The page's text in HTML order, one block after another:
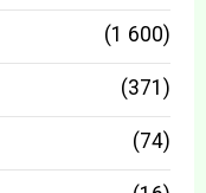
(1 600)
(371)
(74)